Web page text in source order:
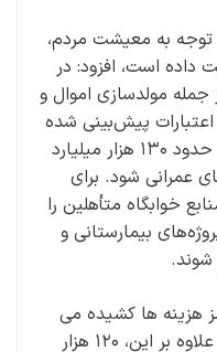
توجه به معیشت مردم،
است، افزود: در
جمله مولدسازی اموال و
پیش‌بینی شده
برای فروش اموال مازاد دستگاه‌ها حدود ۱۳۰ هزار میلیارد
عمرانی شود. برای
خوابگاه متأهلین را
بیمارستانی و
هزینه ها کشیده می
شود صدای همه در می آید، گفت: علاوه بر این، ۱۲۰ هزار